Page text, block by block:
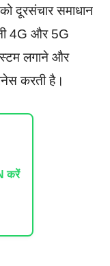
दूरसंचार समाधान
4G और 5G
लगाने और
करती है।
करें